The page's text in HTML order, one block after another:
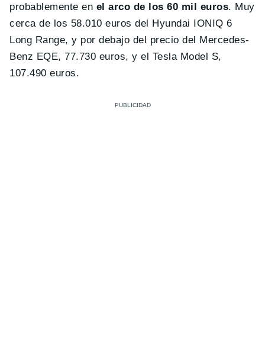
probablemente en el arco de los 60 mil euros. Muy
cerca de los 58.010 euros del Hyundai IONIQ 6
Long Range, y por debajo del precio del Mercedes-
Benz EQE, 77.730 euros, y el Tesla Model S,
107.490 euros.